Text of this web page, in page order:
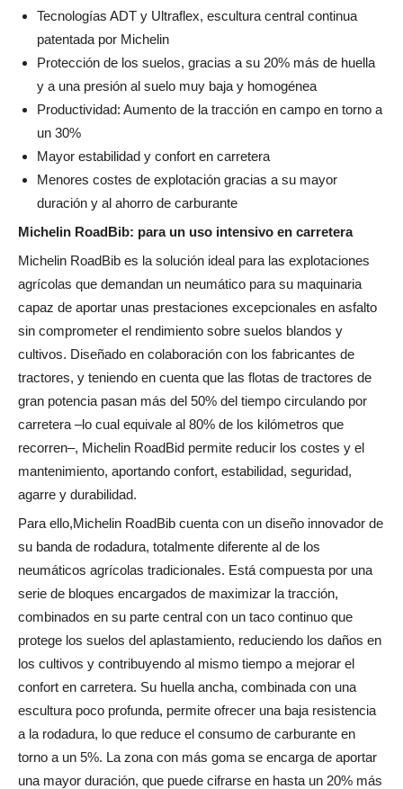
Tecnologías ADT y Ultraflex, escultura central continua
patentada por Michelin
Protección de los suelos, gracias a su 20% más de huella
y a una presión al suelo muy baja y homogénea
Productividad: Aumento de la tracción en campo en torno a
un 30%
Mayor estabilidad y confort en carretera
Menores costes de explotación gracias a su mayor
duración y al ahorro de carburante
Michelin RoadBib: para un uso intensivo en carretera
Michelin RoadBib es la solución ideal para las explotaciones
agrícolas que demandan un neumático para su maquinaria
capaz de aportar unas prestaciones excepcionales en asfalto
sin comprometer el rendimiento sobre suelos blandos y
cultivos. Diseñado en colaboración con los fabricantes de
tractores, y teniendo en cuenta que las flotas de tractores de
gran potencia pasan más del 50% del tiempo circulando por
carretera –lo cual equivale al 80% de los kilómetros que
recorren–, Michelin RoadBid permite reducir los costes y el
mantenimiento, aportando confort, estabilidad, seguridad,
agarre y durabilidad.
Para ello,Michelin RoadBib cuenta con un diseño innovador de
su banda de rodadura, totalmente diferente al de los
neumáticos agrícolas tradicionales. Está compuesta por una
serie de bloques encargados de maximizar la tracción,
combinados en su parte central con un taco continuo que
protege los suelos del aplastamiento, reduciendo los daños en
los cultivos y contribuyendo al mismo tiempo a mejorar el
confort en carretera. Su huella ancha, combinada con una
escultura poco profunda, permite ofrecer una baja resistencia
a la rodadura, lo que reduce el consumo de carburante en
torno a un 5%. La zona con más goma se encarga de aportar
una mayor duración, que puede cifrarse en hasta un 20% más